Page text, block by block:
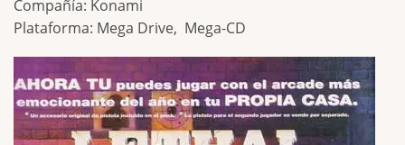
Compañía: Konami
Plataforma: Mega Drive, Mega-CD